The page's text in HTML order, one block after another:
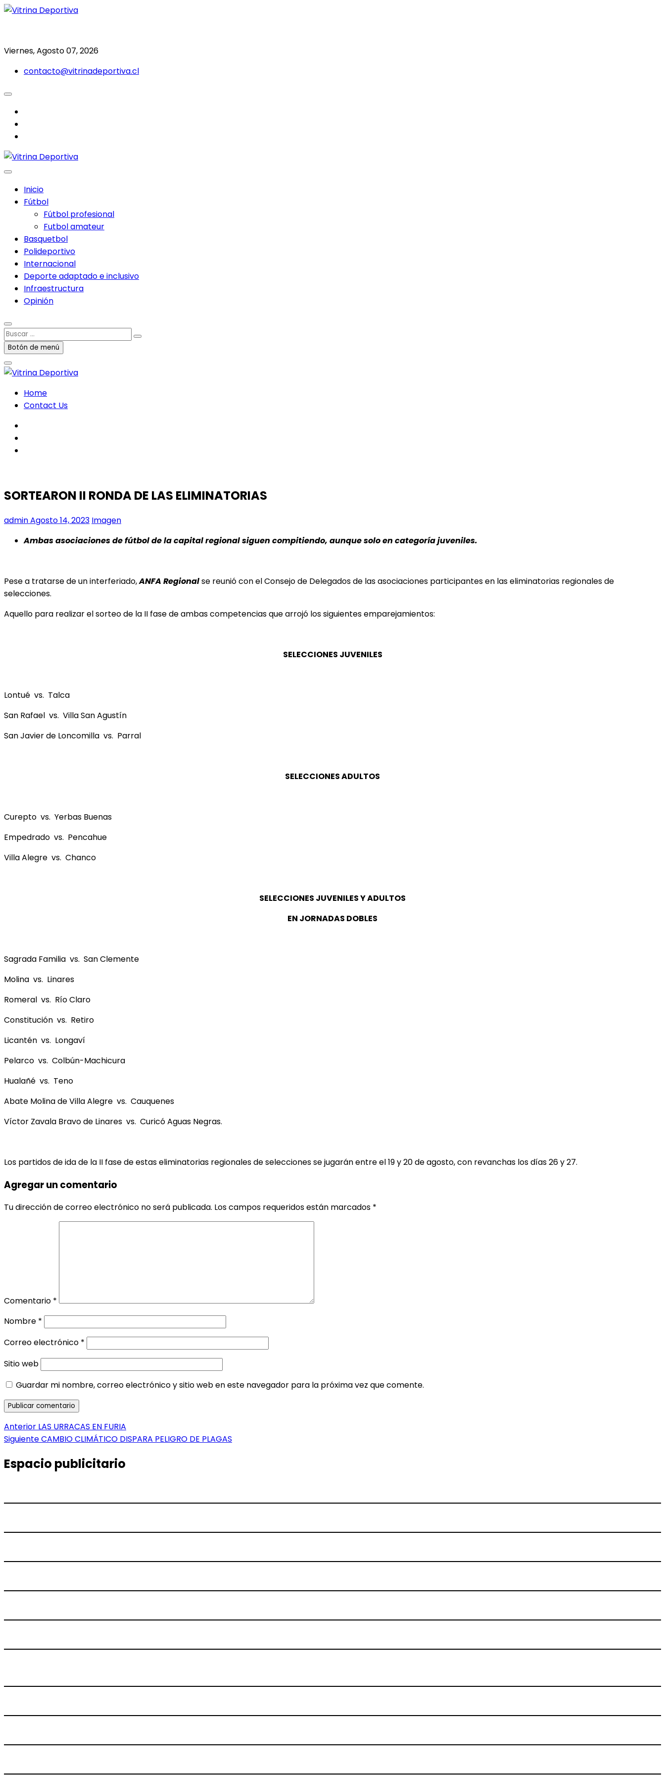
Saltar
Viernes, Agosto 07, 2026
contacto@vitrinadeportiva.cl
Inicio
Fútbol
Fútbol profesional
Futbol amateur
Basquetbol
Polideportivo
Internacional
Deporte adaptado e inclusivo
Infraestructura
Opinión
Buscar
…Botón de menú
Home
Contact Us
SORTEARON II RONDA DE LAS ELIMINATORIAS
adminAgosto 14, 2023 Imagen
Ambas asociaciones de fútbol de la capital regional siguen compitiendo, aunque solo en categoría juveniles.
Pese a tratarse de un interferiado,ANFA Regionalse reunió con el Consejo de Delegados de las asociaciones participantes en las eliminatorias regionales de
selecciones.
Aquello para realizar el sorteo de la II fase de ambas competencias que arrojó los siguientes emparejamientos:
SELECCIONES JUVENILES
Lontué vs. Talca
San Rafael vs. Villa San Agustín
San Javier de Loncomilla vs. Parral
SELECCIONES ADULTOS
Curepto vs. Yerbas Buenas
Empedrado vs. Pencahue
Villa Alegre vs. Chanco
SELECCIONES JUVENILES Y ADULTOS
EN JORNADAS DOBLES
Sagrada Familia vs. San Clemente
Molina vs. Linares
Romeral vs. Río Claro
Constitución vs. Retiro
Licantén vs. Longaví
Pelarco vs. Colbún-Machicura
Hualañé vs. Teno
Abate Molina de Villa Alegre vs. Cauquenes
Víctor Zavala Bravo de Linares vs. Curicó Aguas Negras.
Los partidos de ida de la II fase de estas eliminatorias regionales de selecciones se jugarán entre el 19 y 20 de agosto, con revanchas los días 26 y 27.
Agregar un comentario
Tu dirección de correo electrónico no será publicada. Los campos requeridos están marcados *
Comentario *
Nombre *
Correo electrónico *
Sitio web
Guardar mi nombre, correo electrónico y sitio web en este navegador para la próxima vez que comente.
Navegación
de
entradas
Anterior Entrada
anterior:
LAS URRACAS EN FURIA
SiguienteEntrada
CAMBIO CLIMÁTICO DISPARA PELIGRO DE PLAGAS
Espacio publicitario